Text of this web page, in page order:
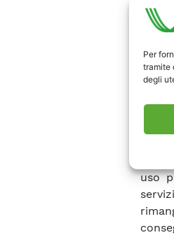
Per
tramite
degli
una
alle
uso